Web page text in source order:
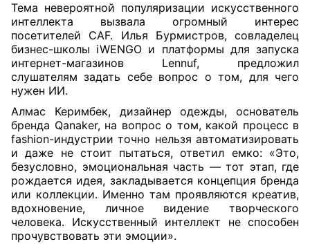
Тема невероятной популяризации искусственного
интеллекта вызвала огромный интерес
посетителей CAF. Илья Бурмистров, совладелец
бизнес-школы iWENGO и платформы для запуска
интернет-магазинов Lennuf, предложил
слушателям задать себе вопрос о том, для чего
нужен ИИ.
Алмас Керимбек, дизайнер одежды, основатель
бренда Qanaker, на вопрос о том, какой процесс в
fashion-индустрии точно нельзя автоматизировать
и даже не стоит пытаться, ответил емко: «Это,
безусловно, эмоциональная часть — тот этап, где
рождается идея, закладывается концепция бренда
или коллекции. Именно там проявляются креатив,
вдохновение, личное видение творческого
человека. Искусственный интеллект не способен
прочувствовать эти эмоции».